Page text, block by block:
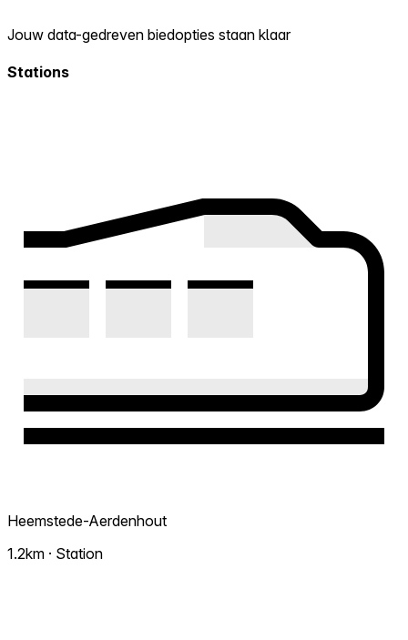
Jouw data-gedreven biedopties staan klaar
Stations
Heemstede-Aerdenhout
1.2km · Station